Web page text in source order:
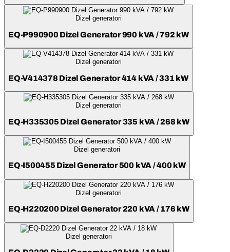
Dizel generatori
EQ-P990900 Dizel Generator 990 kVA / 792 kW
Dizel generatori
EQ-V414378 Dizel Generator 414 kVA / 331 kW
Dizel generatori
EQ-H335305 Dizel Generator 335 kVA / 268 kW
Dizel generatori
EQ-I500455 Dizel Generator 500 kVA / 400 kW
Dizel generatori
EQ-H220200 Dizel Generator 220 kVA / 176 kW
Dizel generatori